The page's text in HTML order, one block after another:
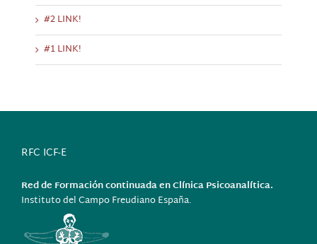
#2 LINK!
#1 LINK!
RFC ICF-E
Red de Formación continuada en Clínica Psicoanalítica.
Instituto del Campo Freudiano España.